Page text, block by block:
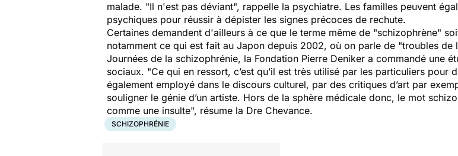
malade. "Il n'est pas déviant", rappelle la psychiatre. Les familles peuvent
psychiques pour réussir à dépister les signes précoces de rechute.
Certaines demandent d'ailleurs à ce que le terme même de "schizophrène"
notamment ce qui est fait au Japon depuis 2002, où on parle de "troubles de
Journées de la schizophrénie, la Fondation Pierre Deniker a commandé une
sociaux. "Ce qui en ressort, c’est qu’il est très utilisé par les particuliers
également employé dans le discours culturel, par des critiques d’art par
souligner le génie d’un artiste. Hors de la sphère médicale donc, le mot
comme une insulte", résume la Dre Chevance.
SCHIZOPHRÉNIE